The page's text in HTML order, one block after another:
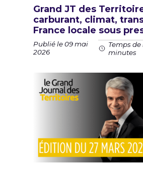
Grand JT des
carburant, climat,
France locale sous
Publié le 09 mai
2026
Temps
minutes